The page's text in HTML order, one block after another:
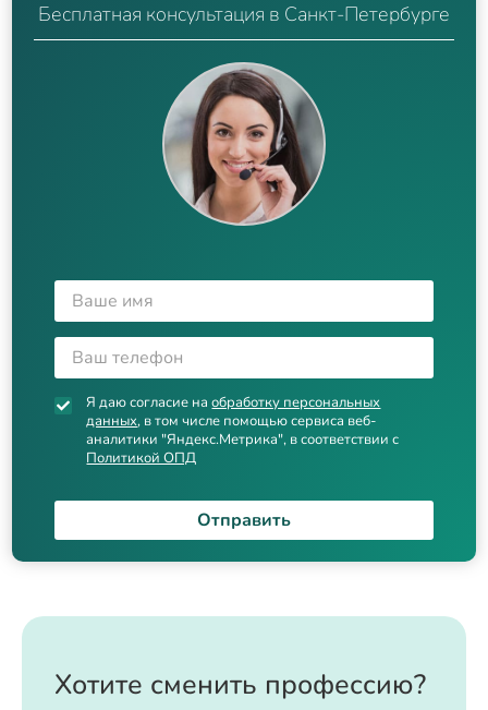
Бесплатная консультация в Санкт-Петербурге
Я даю согласие наобработку персональных
данных, в том числе помощью сервиса веб-
аналитики "Яндекс.Метрика", в соответствии с
Политикой ОПД
Отправить
Хотите сменить профессию?